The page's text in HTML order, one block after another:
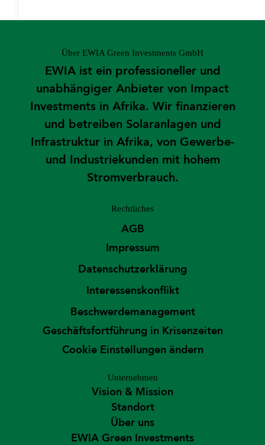
Über EWIA Green Investments GmbH
EWIA ist ein professioneller und
unabhängiger Anbieter von Impact
Investments in Afrika. Wir finanzieren
und betreiben Solaranlagen und
Infrastruktur in Afrika, von Gewerbe-
und Industriekunden mit hohem
Stromverbrauch.
Rechtliches
AGB
Impressum
Datenschutzerklärung
Interessenskonflikt
Beschwerdemanagement
Geschäftsfortführung in Krisenzeiten
Cookie Einstellungen ändern
Unternehmen
Vision & Mission
Standort
Über uns
EWIA Green Investments